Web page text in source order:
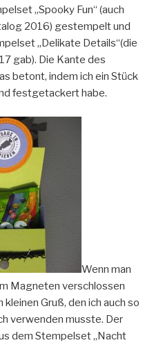
„Spooky Fun“ (auch
2016) gestempelt und
„Delikate Details“(die
gab). Die Kante des
betont, indem ich ein Stück
festgetackert habe.
Wenn man
Magneten verschlossen
Gruß, den ich auch so
verwenden musste. Der
dem Stempelset „Nacht